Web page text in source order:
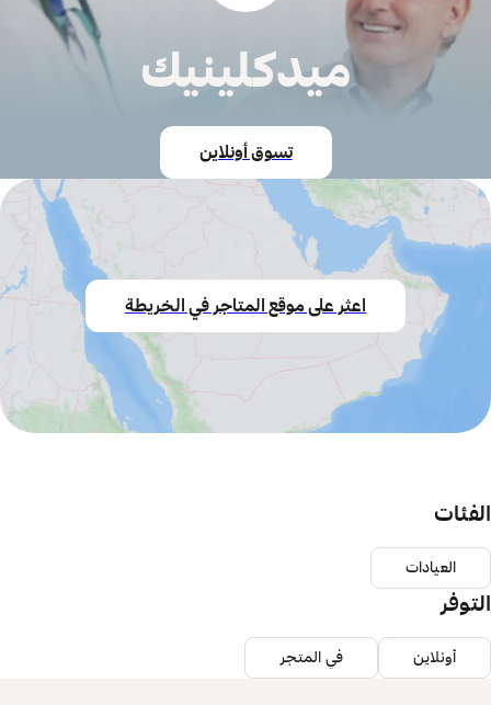
ميدكلينيك
تسوق أونلاين
اعثر على موقع المتاجر في الخريطة
الفئات
العيادات
التوفر
أونلاين في المتجر